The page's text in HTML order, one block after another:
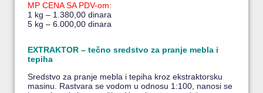
MP CENA SA PDV-om:
1 kg – 1.380,00 dinara
5 kg – 6.000,00 dinara
EXTRAKTOR – tečno sredstvo za pranje mebla i
tepiha
Sredstvo za pranje mebla i tepiha kroz ekstraktorsku
masinu. Rastvara se vodom u odnosu 1:100, nanosi se